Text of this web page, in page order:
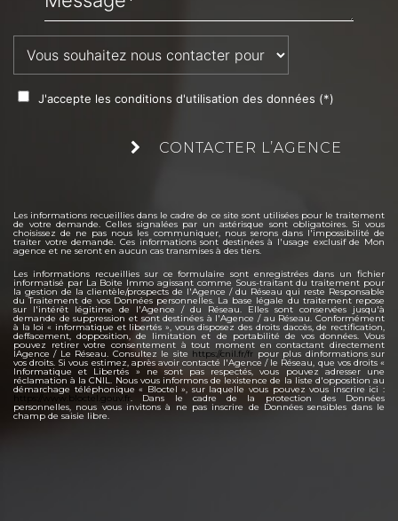
J'accepte les conditions d'utilisation des données (*)
CONTACTER L’AGENCE
Les informations recueillies dans le cadre de ce site sont utilisées pour le traitement
de votre demande. Celles signalées par un astérisque sont obligatoires. Si vous
choisissez de ne pas nous les communiquer, nous serons dans l'impossibilité de
traiter votre demande. Ces informations sont destinées à l'usage exclusif de Mon
agence et ne seront en aucun cas transmises à des tiers.
Les informations recueillies sur ce formulaire sont enregistrées dans un fichier
informatisé par La Boite Immo agissant comme Sous-traitant du traitement pour
la gestion de la clientèle/prospects de l'Agence / du Réseau qui reste Responsable
du Traitement de vos Données personnelles. La base légale du traitement repose
sur l'intérêt légitime de l'Agence / du Réseau. Elles sont conservées jusqu'à
demande de suppression et sont destinées à l'Agence / au Réseau. Conformément
à la loi « informatique et libertés », vous disposez des droits daccès, de rectification,
deffacement, dopposition, de limitation et de portabilité de vos données. Vous
pouvez retirer votre consentement à tout moment en contactant directement
lAgence / Le Réseau. Consultez le site https://cnil.fr/fr pour plus dinformations sur
vos droits. Si vous estimez, après avoir contacté l'Agence / le Réseau, que vos droits «
Informatique et Libertés » ne sont pas respectés, vous pouvez adresser une
réclamation à la CNIL. Nous vous informons de lexistence de la liste d'opposition au
démarchage téléphonique « Bloctel », sur laquelle vous pouvez vous inscrire ici :
https://www.bloctel.gouv.fr. Dans le cadre de la protection des Données
personnelles, nous vous invitons à ne pas inscrire de Données sensibles dans le
champ de saisie libre.